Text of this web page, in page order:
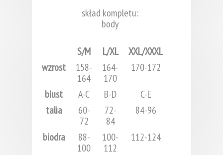
skład kompletu:
body
S/M L/XL
XXL/XXXL
wzrost
158-
164
164-
170
170-172
biust A-C B-D
C-E
talia
60-
72
72-
84
84-96
biodra
88-
100
100-
112
112-124